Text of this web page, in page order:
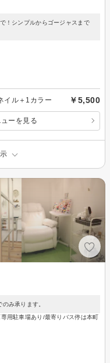
！シンプルからゴージャスまで
イル＋1カラー ￥5,500
ーを見る
み承ります。
用駐車場あり/最寄りバス停は本町